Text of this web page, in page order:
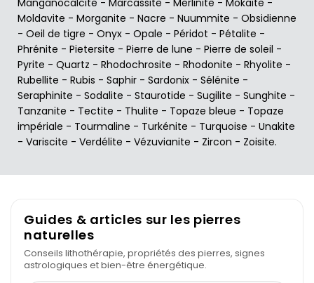
Moldavite - Morganite - Nacre - Nuummite - Obsidienne
- Oeil de tigre - Onyx - Opale - Péridot - Pétalite -
Phrénite - Pietersite - Pierre de lune - Pierre de soleil -
Pyrite - Quartz - Rhodochrosite - Rhodonite - Rhyolite -
Rubellite - Rubis - Saphir - Sardonix - Sélénite -
Seraphinite - Sodalite - Staurotide - Sugilite - Sunghite -
Tanzanite - Tectite - Thulite - Topaze bleue - Topaze
impériale - Tourmaline - Turkénite - Turquoise - Unakite
- Variscite - Verdélite - Vézuvianite - Zircon - Zoisite.
Guides & articles sur les pierres
naturelles
Conseils lithothérapie, propriétés des pierres, signes
astrologiques et bien-être énergétique.